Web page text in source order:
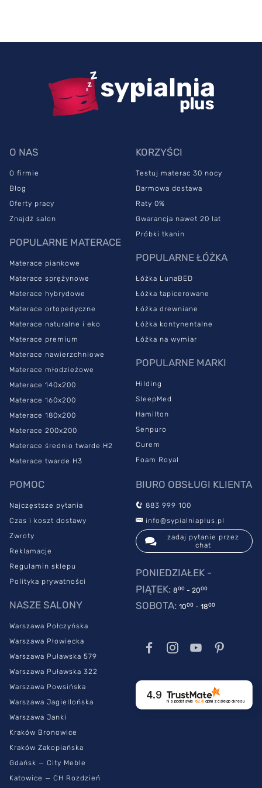
O NAS
O firmie
Blog
Oferty pracy
Znajdź salon
POPULARNE MATERACE
Materace piankowe
Materace sprężynowe
Materace hybrydowe
Materace ortopedyczne
Materace naturalne i eko
Materace premium
Materace nawierzchniowe
Materace młodzieżowe
Materace 140x200
Materace 160x200
Materace 180x200
Materace 200x200
Materace średnio twarde H2
Materace twarde H3
KORZYŚCI
Testuj materac 30 nocy
Darmowa dostawa
Raty 0%
Gwarancja nawet 20 lat
Próbki tkanin
POPULARNE ŁÓŻKA
Łóżka LunaBED
Łóżka tapicerowane
Łóżka drewniane
Łóżka kontynentalne
Łóżka na wymiar
POPULARNE MARKI
Hilding
SleepMed
Hamilton
Senpuro
Curem
Foam Royal
POMOC
Najczęstsze pytania
Czas i koszt dostawy
Zwroty
Reklamacje
Regulamin sklepu
Polityka prywatności
NASZE SALONY
Warszawa Połczyńska
Warszawa Płowiecka
Warszawa Puławska 579
Warszawa Puławska 322
Warszawa Powsińska
Warszawa Jagiellońska
Warszawa Janki
Kraków Bronowice
Kraków Zakopiańska
Gdańsk — City Meble
Katowice — CH Rozdzień
BIURO OBSŁUGI KLIENTA
883 999 100
info@sypialniaplus.pl
zadaj pytanie przez
chat
PONIEDZIAŁEK -
PIĄTEK: 800 - 2000
SOBOTA: 1000 - 1800
4.9
Na podstawie 6276opinii z całego okresu